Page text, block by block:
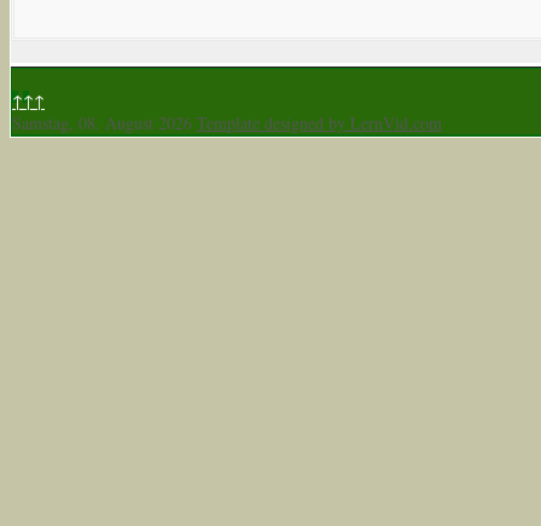
↑↑↑
Samstag, 08. August 2026 Template designed by LernVid.com